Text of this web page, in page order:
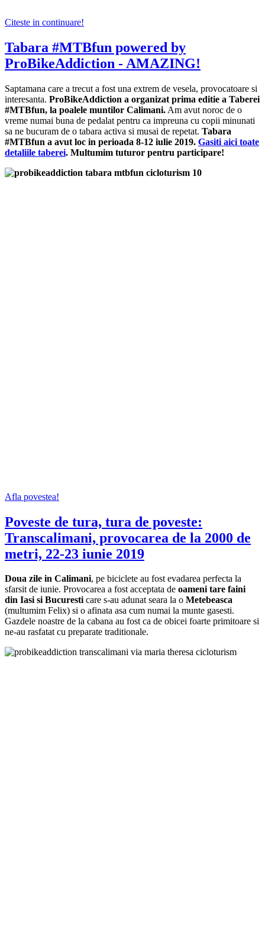
Citeste in continuare!
Tabara #MTBfun powered by
ProBikeAddiction - AMAZING!
Saptamana care a trecut a fost una extrem de vesela, provocatoare si
interesanta. ProBikeAddiction a organizat prima editie a Taberei
#MTBfun, la poalele muntilor Calimani. Am avut noroc de o
vreme numai buna de pedalat pentru ca impreuna cu copii minunati
sa ne bucuram de o tabara activa si musai de repetat. Tabara
#MTBfun a avut loc in perioada 8-12 iulie 2019. Gasiti aici toate
detaliile taberei. Multumim tuturor pentru participare!
Afla povestea!
Poveste de tura, tura de poveste:
Transcalimani, provocarea de la 2000 de
metri, 22-23 iunie 2019
Doua zile in Calimani, pe biciclete au fost evadarea perfecta la
sfarsit de iunie. Provocarea a fost acceptata de oameni tare faini
din Iasi si Bucuresticare s-au adunat seara la o Metebeasca
(multumim Felix) si o afinata asa cum numai la munte gasesti.
Gazdele noastre de la cabana au fost ca de obicei foarte primitoare si
ne-au rasfatat cu preparate traditionale.